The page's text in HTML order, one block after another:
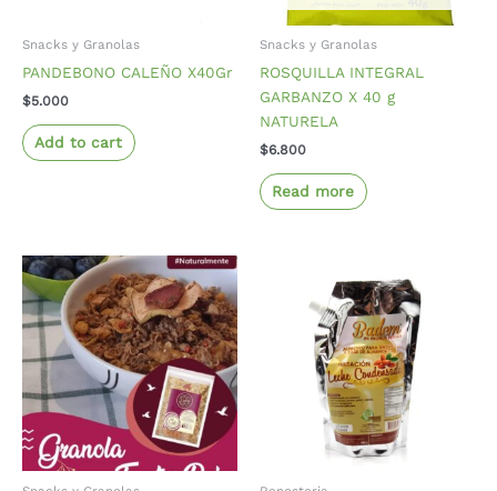
Snacks y Granolas
PANDEBONO CALEÑO X40Gr
$5.000
Add to cart
Snacks y Granolas
ROSQUILLA INTEGRAL
GARBANZO X 40 g
NATURELA
$6.800
Read more